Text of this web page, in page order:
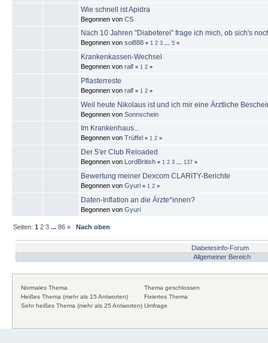
Wie schnell ist Apidra
Begonnen von CS
Nach 10 Jahren "Diabeterei" frage ich mich, ob sich's
Begonnen von soi888 « 1 2 3 5 »
Krankenkassen-Wechsel
Begonnen von ralf « 1 2 »
Pflasterreste
Begonnen von ralf « 1 2 »
Weil heute Nikolaus ist und ich mir eine Ärztliche
Begonnen von Sonnschein
Im Krankenhaus...
Begonnen von Trüffel « 1 2 »
Der 5'er Club Reloaded
Begonnen von LordBritish « 1 2 3 137 »
Bewertung meiner Dexcom CLARITY-Berichte
Begonnen von Gyuri « 1 2 »
Daten-Inflation an die Ärzte*innen?
Begonnen von Gyuri
Seiten:1 2 3 ...86 » Nach oben
Diabetesinfo-Forum
Allgemeiner Bereich
Normales Thema
Heißes Thema (mehr als 15 Antworten)
Sehr heißes Thema (mehr als 25 Antworten)
Thema geschlossen
Fixiertes Thema
Umfrage